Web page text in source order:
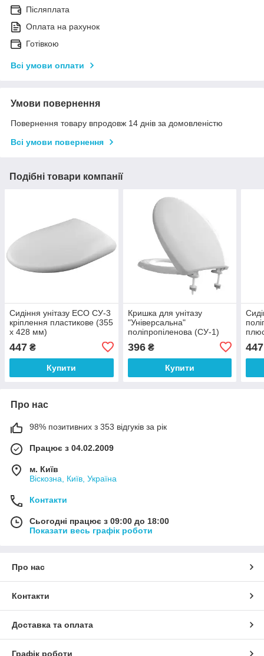
Післяплата
Оплата на рахунок
Готівкою
Всі умови оплати
Умови повернення
Повернення товару впродовж 14 днів за домовленістю
Всі умови повернення
Подібні товари компанії
Сидіння унітазу ECO СУ-3
кріплення пластикове (355
х 428 мм)
447 ₴
Купити
Кришка для унітазу
"Універсальна"
поліпропіленова (СУ-1)
396₴
Купити
447
Про нас
98% позитивних з 353 відгуків за рік
Працює з 04.02.2009
м. Київ
Віскозна, Київ, Україна
Контакти
Сьогодні працює з 09:00 до 18:00
Показати весь графік роботи
Про нас
Контакти
Доставка та оплата
Графік роботи